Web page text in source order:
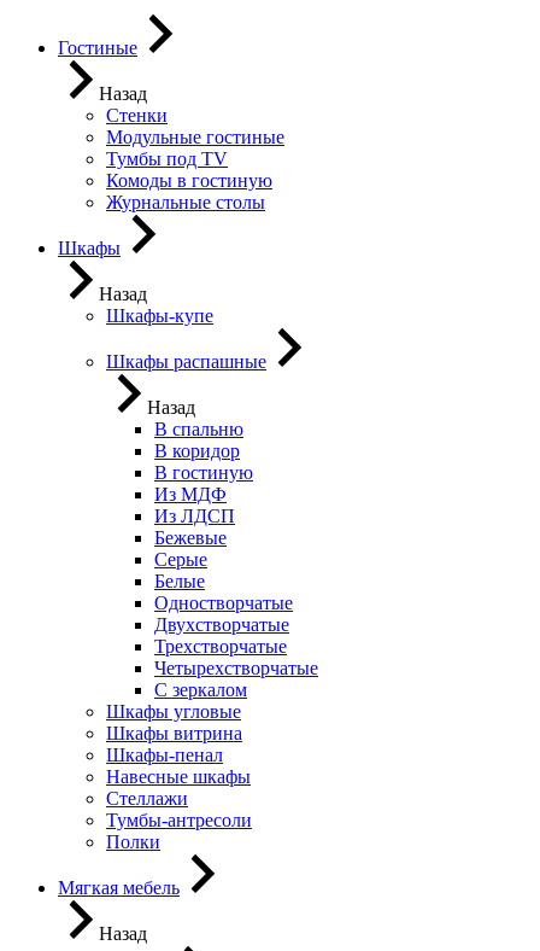
Гостиные
Назад
Стенки
Модульные гостиные
Тумбы под ТV
Комоды в гостиную
Журнальные столы
Шкафы
Назад
Шкафы-купе
Шкафы распашные
Назад
В спальню
В коридор
В гостиную
Из МДФ
Из ЛДСП
Бежевые
Серые
Белые
Одностворчатые
Двухстворчатые
Трехстворчатые
Четырехстворчатые
С зеркалом
Шкафы угловые
Шкафы витрина
Шкафы-пенал
Навесные шкафы
Стеллажи
Тумбы-антресоли
Полки
Мягкая мебель
Назад